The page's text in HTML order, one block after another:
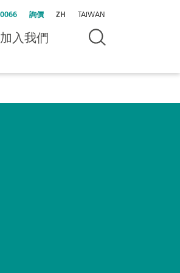
詢價 ZH TAIWAN
加入我們